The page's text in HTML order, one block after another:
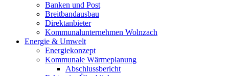
Banken und Post
Breitbandausbau
Direktanbieter
Kommunalunternehmen Wolnzach
Energie & Umwelt
Energiekonzept
Kommunale Wärmeplanung
Abschlussbericht